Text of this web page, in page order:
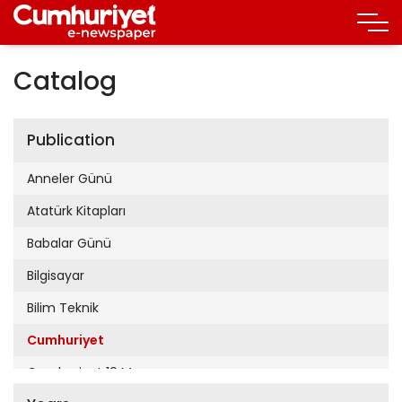
Catalog
Publication
Anneler Günü
Atatürk Kitapları
Babalar Günü
Bilgisayar
Bilim Teknik
Cumhuriyet
Cumhuriyet 19 Mayıs